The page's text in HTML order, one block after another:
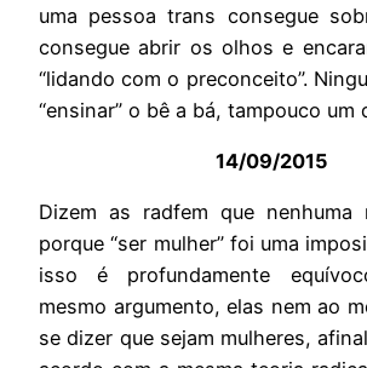
uma pessoa trans consegue
consegue abrir os olhos e
“lidando com o preconceito”.
“ensinar” o bê a bá, tampouco um
14/09/2015
Dizem as radfem que nenhuma
porque “ser mulher” foi uma
isso é profundamente
mesmo argumento, elas nem ao
se dizer que sejam mulheres,